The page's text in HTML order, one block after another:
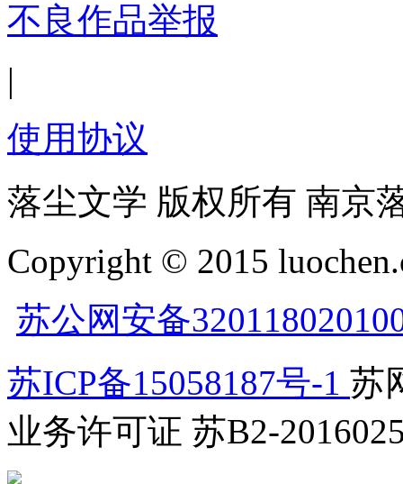
不良作品举报
|
使用协议
落尘文学 版权所有 南京
Copyright © 2015
苏公网安备
苏ICP备15058187号-1 苏
业务许可证 苏B2-